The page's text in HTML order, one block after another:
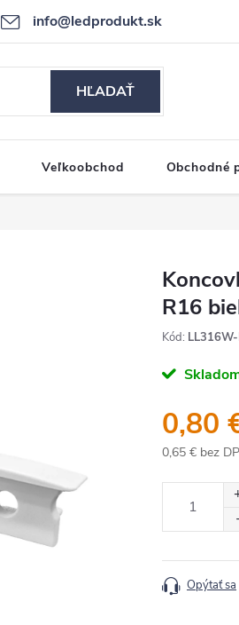
info@ledprodukt.sk
HĽADAŤ
Veľkoobchod Obchodné
R16
Kód:
0,80
0,65 € bez
cena:
Opýtať sa